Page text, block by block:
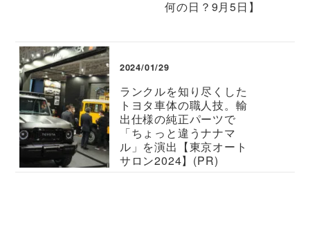
何の日？9月5日】
2024/01/29
ランクルを知り尽くした
トヨタ車体の職人技。輸
出仕様の純正パーツで
「ちょっと違うナナマ
ル」を演出【東京オート
サロン2024】(PR)